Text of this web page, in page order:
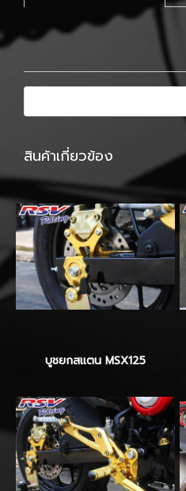
สินค้าเกี่ยวข้อง
บูชยกสแตน MSX125